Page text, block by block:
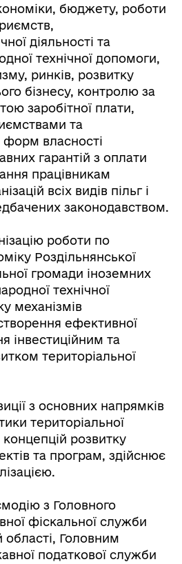
бюджету, роботи
діяльності та
технічної допомоги,
ринків, розвитку
бізнесу, контролю за
заробітної плати,
та
форм власності
гарантій з оплати
працівникам
всіх видів пільг і
законодавством.
роботи по
Роздільнянської
громади іноземних
технічної
механізмів
ефективної
інвестиційним та
територіальної
з основних напрямків
територіальної
розвитку
та програм, здійснює
з Головного
фіскальної служби
області, Головним
податкової служби